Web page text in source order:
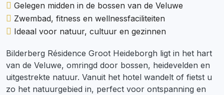
Gelegen midden in de bossen van de Veluwe
Zwembad, fitness en wellnessfaciliteiten
Ideaal voor natuur, cultuur en gezinnen
Bilderberg Résidence Groot Heideborgh ligt in het hart
van de Veluwe, omringd door bossen, heidevelden en
uitgestrekte natuur. Vanuit het hotel wandelt of fietst u
zo het natuurgebied in, perfect voor ontspanning en